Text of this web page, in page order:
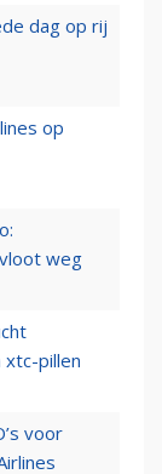
dag op rij
op
weg
xtc-pillen
voor